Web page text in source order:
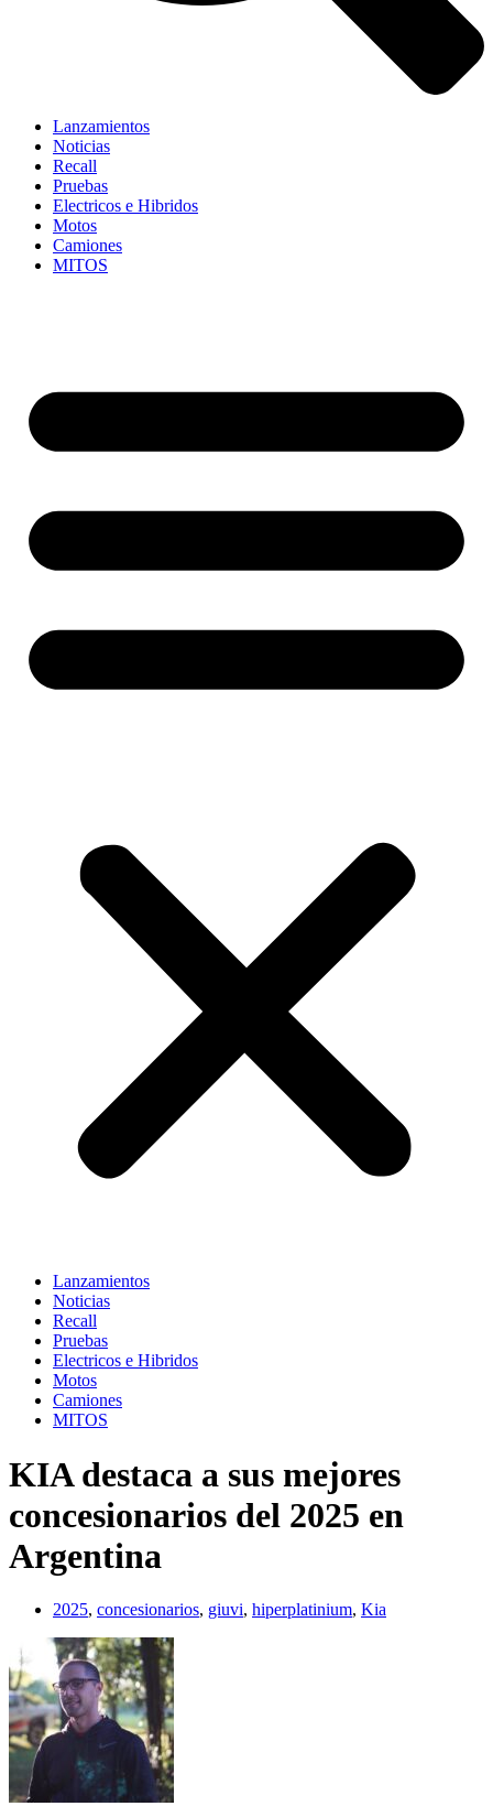
Lanzamientos
Noticias
Recall
Pruebas
Electricos e Hibridos
Motos
Camiones
MITOS
Lanzamientos
Noticias
Recall
Pruebas
Electricos e Hibridos
Motos
Camiones
MITOS
KIA destaca a sus mejores
concesionarios del 2025 en
Argentina
2025, concesionarios, giuvi, hiperplatinium, Kia